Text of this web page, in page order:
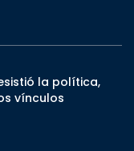
la política,
vínculos